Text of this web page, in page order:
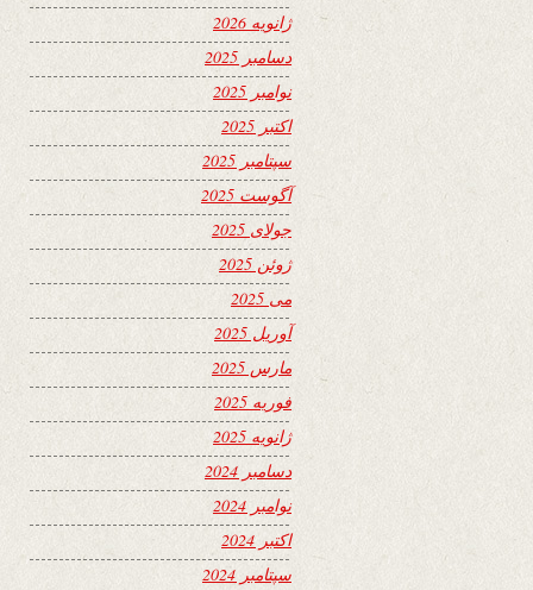
ژانویه 2026
دسامبر 2025
نوامبر 2025
اکتبر 2025
سپتامبر 2025
آگوست 2025
جولای 2025
ژوئن 2025
می 2025
آوریل 2025
مارس 2025
فوریه 2025
ژانویه 2025
دسامبر 2024
نوامبر 2024
اکتبر 2024
سپتامبر 2024